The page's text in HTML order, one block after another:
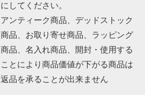
にしてください。
アンティーク商品、デッドストック
商品、お取り寄せ商品、ラッピング
商品、名入れ商品、開封・使用する
ことにより商品価値が下がる商品は
返品を承ることが出来ません